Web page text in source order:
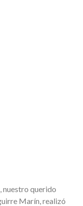
nuestro querido
Marín, realizó